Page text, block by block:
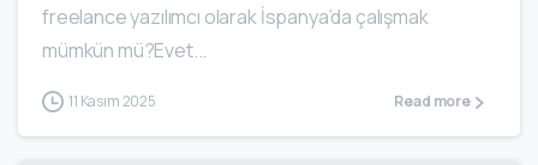
freelance yazılımcı olarak İspanya’da çalışmak
mümkün mü?Evet...
11 Kasım 2025 Read more